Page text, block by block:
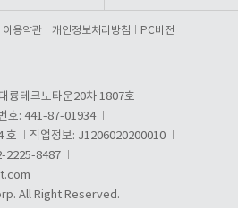
이용약관 개인정보처리방침 PC버전
륭테크노타운20차 1807호
호: 441-87-01934
호
직업정보: J1206020200010
2225-8487
All Right Reserved.